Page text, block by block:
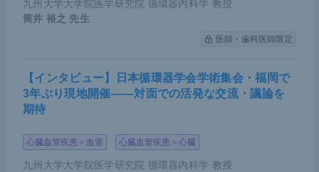
九州大学大学院医学研究院 循環器内科学 教授
筒井 裕之 先生
医師・歯科医師限定
【インタビュー】日本循環器学会学術集会・福岡で
3年ぶり現地開催――対面での活発な交流・議論を
期待
心臓血管疾患＞血管 心臓血管疾患＞心臓
九州大学大学院医学研究院 循環器内科学 教授